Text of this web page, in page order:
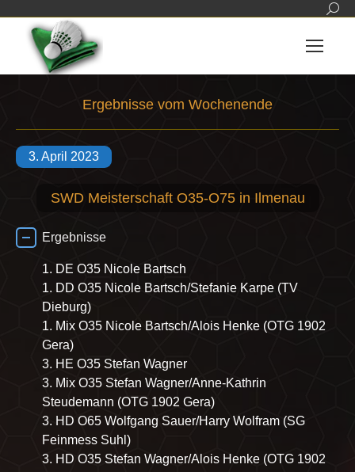
Ergebnisse vom Wochenende
3. April 2023
SWD Meisterschaft O35-O75 in Ilmenau
Ergebnisse
1. DE O35 Nicole Bartsch
1. DD O35 Nicole Bartsch/Stefanie Karpe (TV
Dieburg)
1. Mix O35 Nicole Bartsch/Alois Henke (OTG 1902
Gera)
3. HE O35 Stefan Wagner
3. Mix O35 Stefan Wagner/Anne-Kathrin
Steudemann (OTG 1902 Gera)
3. HD O65 Wolfgang Sauer/Harry Wolfram (SG
Feinmess Suhl)
3. HD O35 Stefan Wagner/Alois Henke (OTG 1902